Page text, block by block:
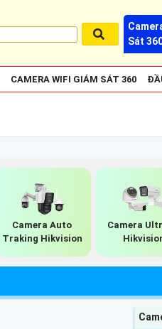
Sát
CAMERA WIFI GIÁM SÁT 360
Camera Auto
Traking Hikvision
Camera